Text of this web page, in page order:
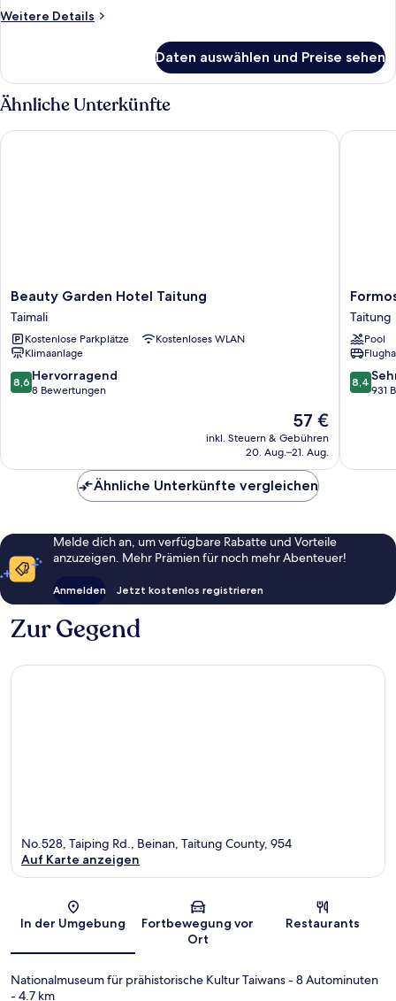
Weitere Details
Weitere
(303)
Daten auswählen und Preise sehen
Ähnliche Unterkünfte
Beauty
Garden
Hotel
Taitung
Taimali
Beauty Garden Hotel Taitung
Taimali
Kostenlose Parkplätze
Kostenloses WLAN
Klimaanlage
8.6
von
8,6 Hervorragend
8 Bewertungen
Der
Preis
beträgt
57 €
inkl. Steuern & Gebühren
20. Aug.–21. Aug.
Beauty Garden Hotel Taitung
Hotel
&
Resort
Taitung
Taitung
Taitung
Pool
8.4
von
8,4
931
Ähnliche Unterkünfte vergleichen
Melde dich an, um verfügbare Rabatte und Vorteile
anzuzeigen. Mehr Prämien für noch mehr Abenteuer!
Anmelden Jetzt kostenlos registrieren
Zur Gegend
Karte
No.528, Taiping Rd., Beinan, Taitung County, 954
Auf Karte anzeigen
In der Umgebung
Fortbewegung vor
Ort
Restaurants
Nationalmuseum für prähistorische Kultur Taiwans- 8 Autominuten
- 4.7 km